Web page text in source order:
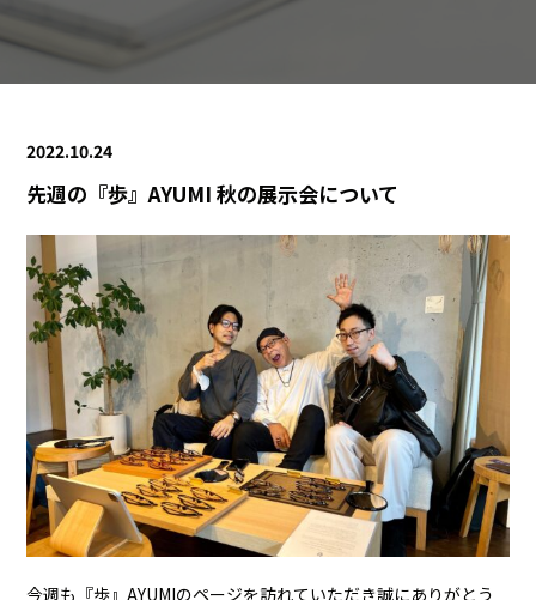
2022.10.24
先週の『歩』AYUMI 秋の展示会について
今週も『歩』AYUMIのページを訪れていただき誠にありがとう